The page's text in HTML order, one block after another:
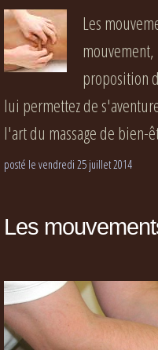
Les
proposition
lui permettez de
l'art du massage de bien-
posté le vendredi 25 juillet 2014
Les